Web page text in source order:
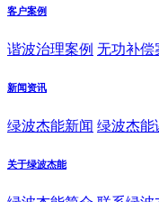
客户案例
谐波治理案例 无功补偿
新闻资讯
绿波杰能新闻 绿波杰能
关于绿波杰能